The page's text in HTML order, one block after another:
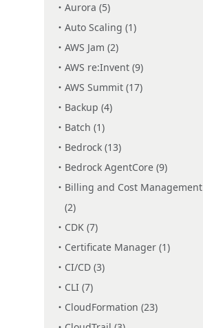
Aurora (5)
Auto Scaling (1)
AWS Jam (2)
AWS re:Invent (9)
AWS Summit (17)
Backup (4)
Batch (1)
Bedrock (13)
Bedrock AgentCore (9)
Billing and Cost Management
(2)
CDK (7)
Certificate Manager (1)
CI/CD (3)
CLI (7)
CloudFormation (23)